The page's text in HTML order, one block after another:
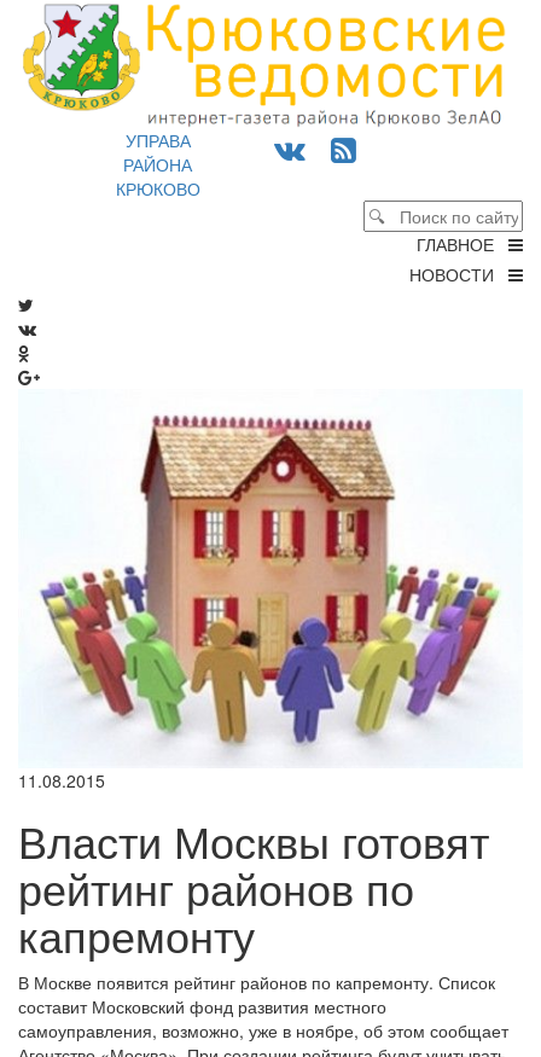
УПРАВА
РАЙОНА
КРЮКОВО
ГЛАВНОЕ
НОВОСТИ
11.08.2015
Власти Москвы готовят
рейтинг районов по
капремонту
В Москве появится рейтинг районов по капремонту. Список
составит Московский фонд развития местного
самоуправления, возможно, уже в ноябре, об этом сообщает